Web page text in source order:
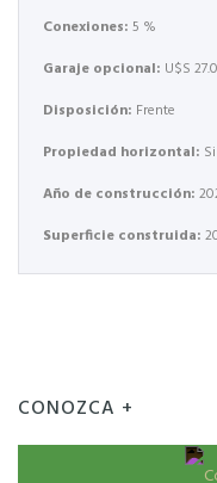
Conexiones: 5 %
Garaje opcional: U$S
Disposición: Frente
Propiedad horizontal: Si
Año de construcción:
Superficie construida:
CONOZCA +